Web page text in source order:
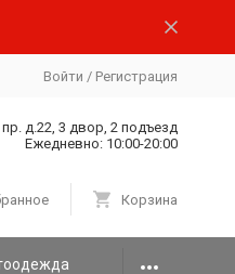
Войти / Регистрация
д.22, 3 двор, 2 подъезд
Ежедневно: 10:00-20:00
Корзина